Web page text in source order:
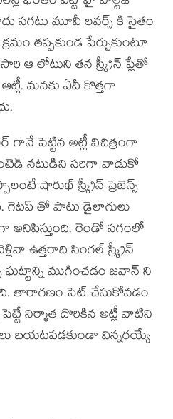
సగటు మూవీ లవర్స్ కి సైతం
తప్పకుండ పేర్చుకుంటూ
ఆ లోటుని తన స్క్రీన్ ప్లేతో
మనకు ఏదీ కొత్తగా
గానే పెట్టిన అట్లీ విచిత్రంగా
నటుడిని సరిగా వాడుకో
షారుఖ్ స్క్రీన్ ప్రెజెన్స్
తో పాటు డైలాగులు
అనిపిస్తుంది. రెండో సగంలో
ఉత్తరాది సింగల్ స్క్రీన్
ముగించడం జవాన్ ని
తారాగణం సెట్ చేసుకోవడం
పెట్టే నిర్మాత దొరికిన అట్లీ వాటిని
లు బయటపడకుండా విన్నరయ్యే